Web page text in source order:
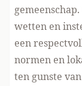
wetten en
een
normen en
ten gunste